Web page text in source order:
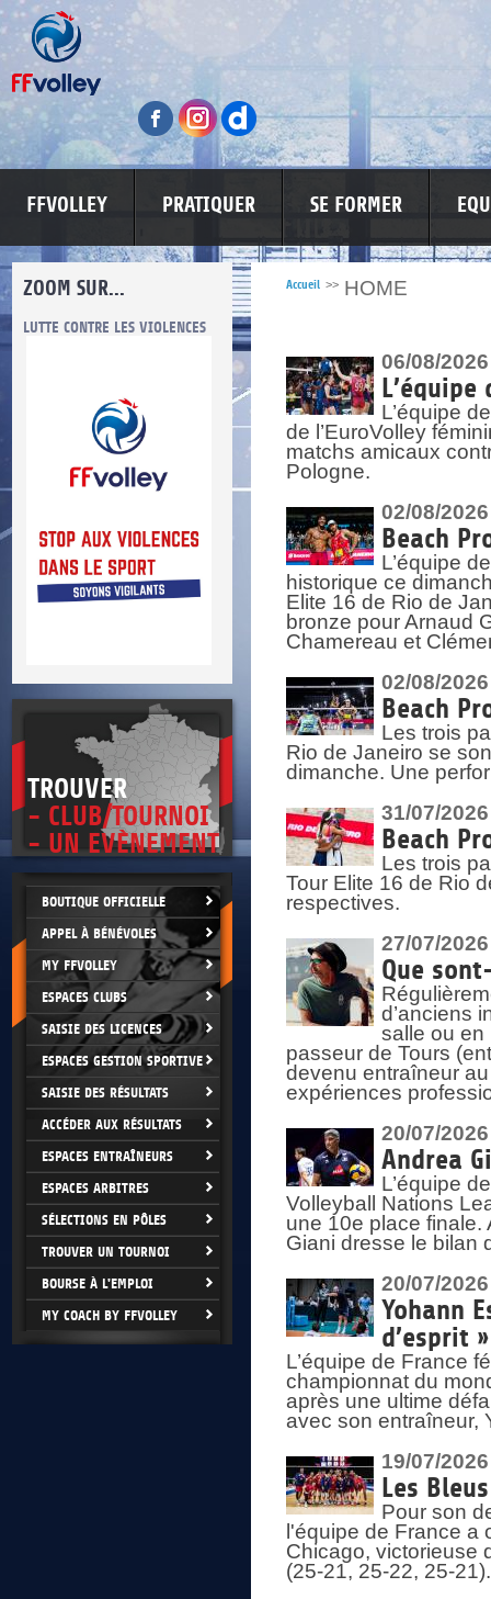
FFVOLLEY PRATIQUER SE FORMER
ZOOM SUR...
LUTTE CONTRE LES VIOLENCES MA PETITE SPONSO
>
TROUVER
- CLUB/TOURNOI
- UN EVÈNEMENT
BOUTIQUE OFFICIELLE
APPEL À BÉNÉVOLES
MY FFVOLLEY
ESPACES CLUBS
SAISIE DES LICENCES
ESPACES GESTION SPORTIVE
SAISIE DES RÉSULTATS
ACCÉDER AUX RÉSULTATS
ESPACES ENTRAÎNEURS
ESPACES ARBITRES
SÉLECTIONS EN PÔLES
TROUVER UN TOURNOI
BOURSE À L'EMPLOI
MY COACH BY FFVOLLEY
Accueil >> HOME
06/08/2026
L’équipe
L’équipe
de l’EuroVolley
matchs amicaux
Pologne.
02/08/2026
Beach
L’équipe
historique ce
Elite 16 de Rio de
bronze pour Arnaud
Chamereau et
02/08/2026
Beach
Les trois
Rio de Janeiro se
dimanche. Une
31/07/2026
Beach
Les trois
Tour Elite 16 de Rio
respectives.
27/07/2026
Que
d’anciens
salle ou en
passeur de Tours
devenu entraîneur
expériences
20/07/2026
Andrea
L’équipe
Volleyball Nations
une 10e place finale.
Giani dresse le bilan
20/07/2026
Yohann
d’esprit »
L’équipe de France
championnat du
après une ultime
avec son entraîneur,
19/07/2026
Les
Pour son
l'équipe de France a
Chicago, victorieuse
(25-21, 25-22, 25-